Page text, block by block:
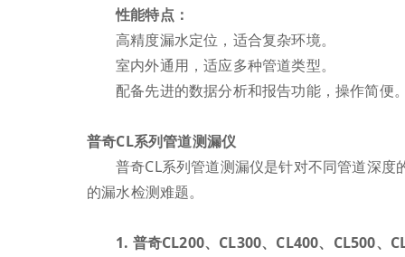
性能特点：
高精度漏水定位，适合复杂环境。
室内外通用，适应多种管道类型。
配备先进的数据分析和报告功能，操作简便
普奇CL系列管道测漏仪
普奇CL系列管道测漏仪是针对不同管道深
的漏水检测难题。
1. 普奇CL200、CL300、CL400、CL500、